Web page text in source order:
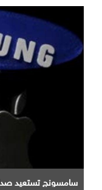
سامسونج تستعيد